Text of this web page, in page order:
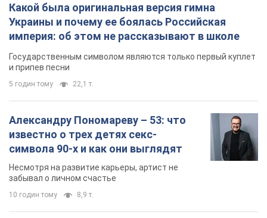
Какой была оригинальная версия гимна
Украины и почему ее боялась Российская
империя: об этом не рассказывают в школе
Государственным символом являются только первый куплет
и припев песни
5 годин тому 22,1 т.
Александру Пономареву – 53: что
известно о трех детях секс-
символа 90-х и как они выглядят
Несмотря на развитие карьеры, артист не
забывал о личном счастье
10 годин тому 8,9 т.